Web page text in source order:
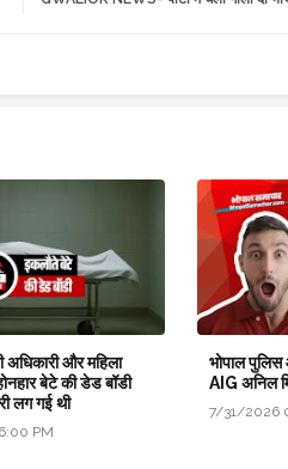
अधिकारी और महिला
बेटे की डेड बॉडी
लग गई थी
PM
भोपाल
AIG अनिल
7/31/2026